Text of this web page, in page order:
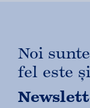
Noi
fel este și